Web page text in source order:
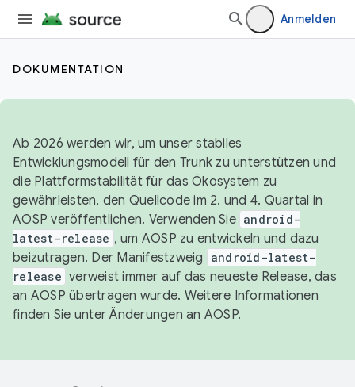
Anmelden
DOKUMENTATION
Ab 2026 werden wir, um unser stabiles
Entwicklungsmodell für den Trunk zu unterstützen und
die Plattformstabilität für das Ökosystem zu
gewährleisten, den Quellcode im 2. und 4. Quartal in
AOSP veröffentlichen. Verwenden Sie android-
latest-release , um AOSP zu entwickeln und dazu
beizutragen. Der Manifestzweig
android-latest-
release verweist immer auf das neueste Release, das
an AOSP übertragen wurde. Weitere Informationen
finden Sie unterÄnderungen an AOSP.